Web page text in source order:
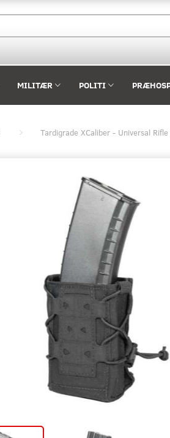
MILITÆR POLITI
Tardigrade XCaliber - Universal